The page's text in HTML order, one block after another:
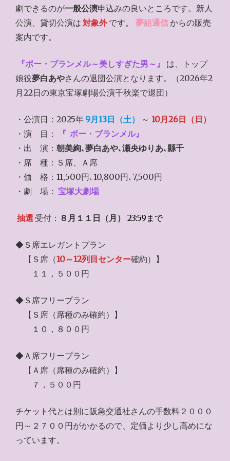
劇できるのが一般公演申込みの良いところです。新人
公演、貸切公演は 対象外です。 夢組通信からの販売
案内です。
『ボー・ブランメル～美しすぎた男～』
は、トップ
娘役夢白あやさんの退団公演となります。（2026年2
月22日の東京宝塚劇場公演千秋楽で退団）
・公演日：2025年 9月13日（土） ～ 10月26日（日）
・演 目：
『 ボー・ブランメル』
・出 演： 朝美絢､夢白あや､瀬央ゆりあ､縣千
・席 種：Ｓ席、Ａ席
・価 格：11,500円､10,800円､7,500円
・劇 場： 宝塚大劇場
抽選 受付： ８月１１日（月） 23:59まで
◆Ｓ席エレガントプラン
【Ｓ席（10～12列目センター確約）】
１１，５００円
◆Ｓ席フリープラン
【Ｓ席（席種のみ確約）】
１０，８００円
◆Ａ席フリープラン
【Ａ席（席種のみ確約）】
７，５００円
チケット代とは別に阪急交通社さんの手数料２０００
円～２７００円がかかるので、定価より少し高めにな
っています。